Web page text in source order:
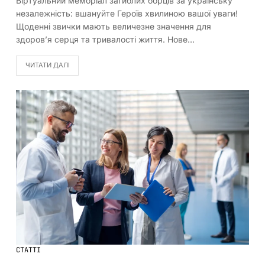
незалежність: вшануйте Героїв хвилиною вашої уваги!
Щоденні звички мають величезне значення для
здоров’я серця та тривалості життя. Нове…
ЧИТАТИ ДАЛІ
СТАТТІ